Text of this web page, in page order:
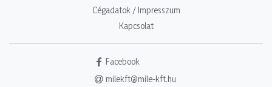
Cégadatok / Impresszum
Kapcsolat
Facebook
milekft@mile-kft.hu